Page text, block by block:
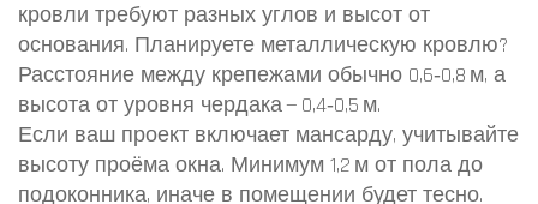
кровли требуют разных углов и высот от
основания. Планируете металлическую кровлю?
Расстояние между крепежами обычно 0,6‑0,8 м, а
высота от уровня чердака — 0,4‑0,5 м.
Если ваш проект включает мансарду, учитывайте
высоту проёма окна. Минимум 1,2 м от пола до
подоконника, иначе в помещении будет тесно.